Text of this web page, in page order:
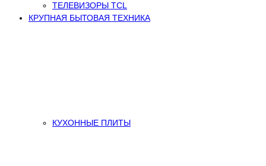
ТЕЛЕВИЗОРЫ TCL
КРУПНАЯ БЫТОВАЯ ТЕХНИКА
КУХОННЫЕ ПЛИТЫ